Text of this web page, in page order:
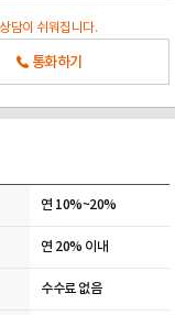
담이 쉬워집니다.
통화하기
연 10%~20%
연 20% 이내
수수료 없음